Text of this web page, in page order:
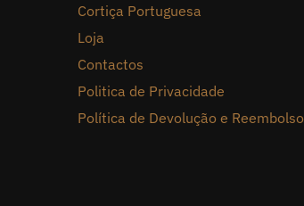
Cortiça Portuguesa
Loja
Contactos
Politica de Privacidade
Política de Devolução e Reembolso